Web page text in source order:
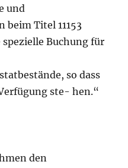
und
beim Titel 11153
Buchung für
so dass
ste- hen.“
den